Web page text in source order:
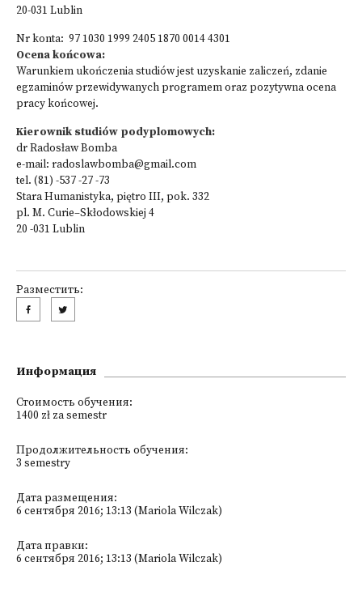
20-031 Lublin
Nr konta: 97 1030 1999 2405 1870 0014 4301
Ocena końcowa:
Warunkiem ukończenia studiów jest uzyskanie zaliczeń, zdanie
egzaminów przewidywanych programem oraz pozytywna ocena
pracy końcowej.
Kierownik studiów podyplomowych:
dr Radosław Bomba
e-mail: radoslawbomba@gmail.com
tel. (81) -537 -27 -73
Stara Humanistyka, piętro III, pok. 332
pl. M. Curie–Skłodowskiej 4
20 -031 Lublin
Разместить:
Информация
Стоимость обучения:
1400 zł za semestr
Продолжительность обучения:
3 semestry
Дата размещения:
6 сентября 2016; 13:13 (Mariola Wilczak)
Дата правки:
6 сентября 2016; 13:13 (Mariola Wilczak)